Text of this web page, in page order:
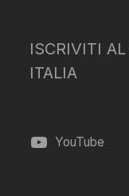
ISCRIVITI
ITALIA
YouTube